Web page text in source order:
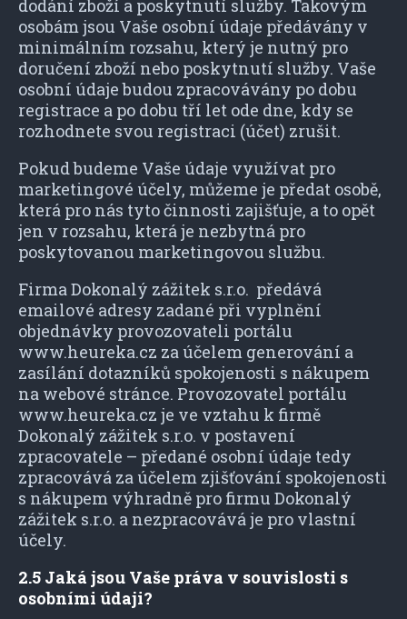
dodání zboží a poskytnutí služby. Takovým
osobám jsou Vaše osobní údaje předávány v
minimálním rozsahu, který je nutný pro
doručení zboží nebo poskytnutí služby. Vaše
osobní údaje budou zpracovávány po dobu
registrace a po dobu tří let ode dne, kdy se
rozhodnete svou registraci (účet) zrušit.
Pokud budeme Vaše údaje využívat pro
marketingové účely, můžeme je předat osobě,
která pro nás tyto činnosti zajišťuje, a to opět
jen v rozsahu, která je nezbytná pro
poskytovanou marketingovou službu.
Firma Dokonalý zážitek s.r.o. předává
emailové adresy zadané při vyplnění
objednávky provozovateli portálu
www.heureka.cz za účelem generování a
zasílání dotazníků spokojenosti s nákupem
na webové stránce. Provozovatel portálu
www.heureka.cz je ve vztahu k firmě
Dokonalý zážitek s.r.o. v postavení
zpracovatele – předané osobní údaje tedy
zpracovává za účelem zjišťování spokojenosti
s nákupem výhradně pro firmu Dokonalý
zážitek s.r.o. a nezpracovává je pro vlastní
účely.
2.5 Jaká jsou Vaše práva v souvislosti s
osobními údaji?